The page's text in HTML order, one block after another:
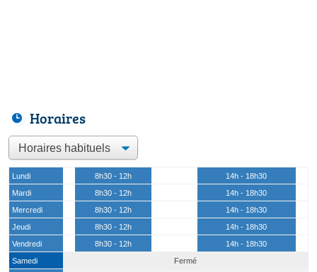
Horaires
Lundi 8h30 - 12h
14h - 18h30
Mardi
8h30 - 12h
14h - 18h30
Mercredi
8h30 - 12h
14h - 18h30
Jeudi
8h30 - 12h
14h - 18h30
Vendredi
8h30 - 12h
14h - 18h30
Samedi
Fermé